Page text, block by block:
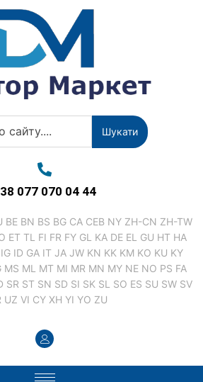
Шукати
077 070 04 44
BE BN BS BG CA CEB NY ZH-CN ZH-TW
ET TL FI FR FY GL KA DE EL GU HT HA
IG ID GA IT JA JW KN KK KM KO KU KY
MS ML MT MI MR MN MY NE NO PS FA
SR ST SN SD SI SK SL SO ES SU SW SV
UZ VI CY XH YI YO ZU